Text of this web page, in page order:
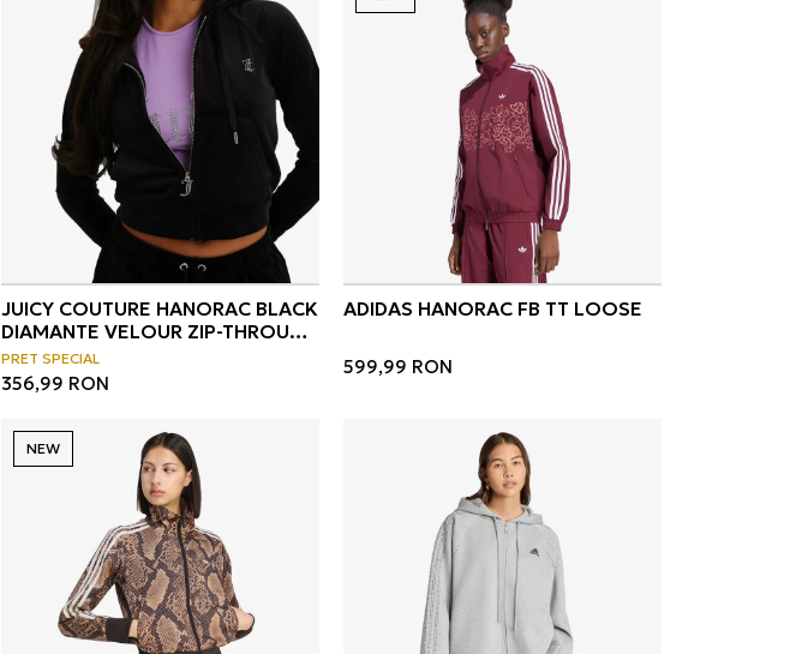
JUICY COUTURE HANORAC BLACK
DIAMANTE VELOUR ZIP-THROUGH
HOODIE
PRET SPECIAL
356,99 RON
ADIDAS HANORAC FB TT LOOSE
599,99 RON
NEW